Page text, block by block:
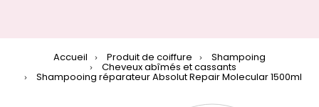
Accueil Produit de coiffure Shampoing
Cheveux abîmés et cassants
Shampooing réparateur Absolut Repair Molecular 1500ml